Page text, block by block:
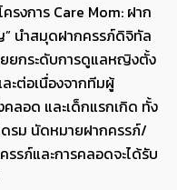
รงการ Care Mom: ฝาก
นำสมุดฝากครรภ์ดิจิทัล
ยกระดับการดูแลหญิงตั้ง
ะต่อเนื่องจากทีมผู้
อด และเด็กแรกเกิด ทั้ง
รม นัดหมายฝากครรภ์/
รภ์และการคลอดจะได้รับ